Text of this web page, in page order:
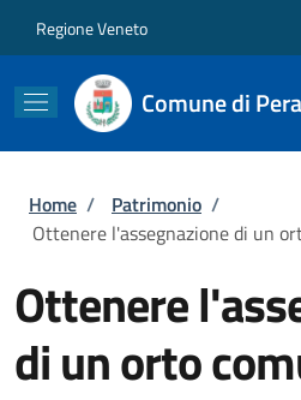
Regione Veneto
Comune di
Briciole di pane
Home / Patrimonio /
Ottenere l'assegnazione di un
Ottenere
di un orto